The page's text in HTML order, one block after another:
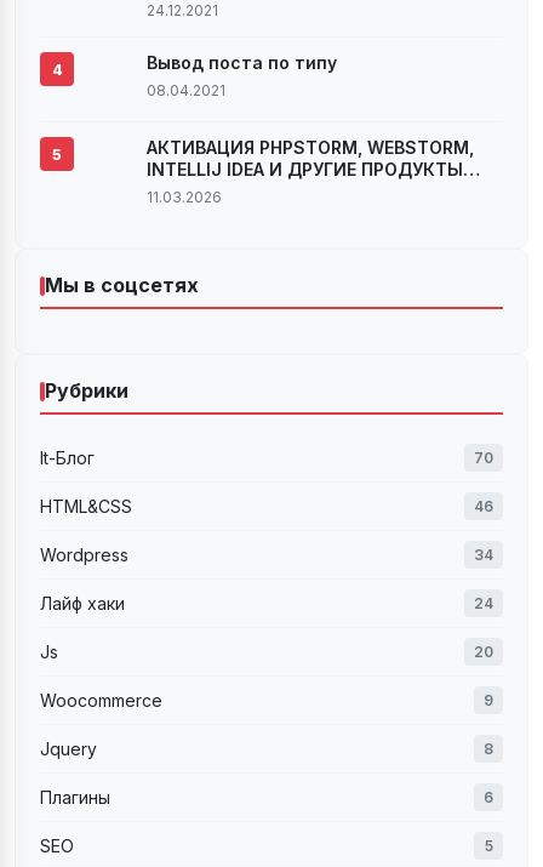
24.12.2021
4 Вывод поста по типу
08.04.2021
5
АКТИВАЦИЯ PHPSTORM, WEBSTORM,
INTELLIJ IDEA И ДРУГИЕ ПРОДУКТЫ
JETBRAINS ВЕРСИИ 2022.2.X И 2022.3
11.03.2026
Мы в соцсетях
Рубрики
It-Блог 70
HTML&CSS 46
Wordpress 34
Лайф хаки 24
Js 20
Woocommerce 9
Jquery 8
Плагины 6
SEO 5